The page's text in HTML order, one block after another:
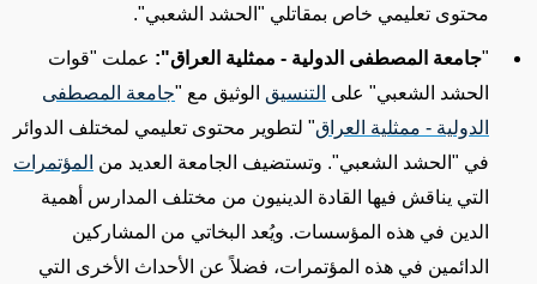
محتوى تعليمي خاص بمقاتلي "الحشد الشعبي".
"جامعة المصطفى الدولية - ممثلية العراق": عملت "قوات
الحشد الشعبي" على التنسيق الوثيق مع "جامعة المصطفى
الدولية - ممثلية العراق" لتطوير محتوى تعليمي لمختلف الدوائر
في "الحشد الشعبي". وتستضيف الجامعة العديد من المؤتمرات
التي يناقش فيها القادة الدينيون من مختلف المدارس أهمية
الدين في هذه المؤسسات. ويُعد البخاتي من المشاركين
الدائمين في هذه المؤتمرات، فضلاً عن الأحداث الأخرى التي